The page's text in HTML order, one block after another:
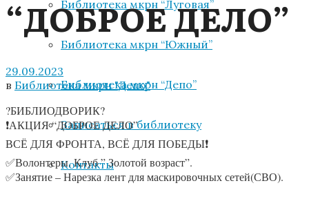
Библиотека мкрн “Луговая”
Библиотека мкрн “Южный”
Библиотека мкрн “Депо”
Записаться в библиотеку
Контакты
“ДОБРОЕ ДЕЛО”
29.09.2023
в Библиотека мкрн "Депо"
?БИБЛИОДВОРИК?
❗АКЦИЯ “ДОБРОЕ ДЕЛО”
ВСЁ ДЛЯ ФРОНТА, ВСЁ ДЛЯ ПОБЕДЫ❗
✅Волонтеры. Клуб ” Золотой возраст”.
✅Занятие – Нарезка лент для маскировочных сетей(СВО).